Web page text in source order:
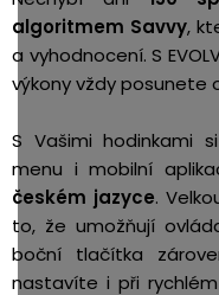
algoritmem Savvy,
a vyhodnocení. S
výkony vždy posunete
S Vašimi hodinkami
menu i mobilní
českém jazyce.
to, že umožňují
boční tlačítka
nastavíte i při